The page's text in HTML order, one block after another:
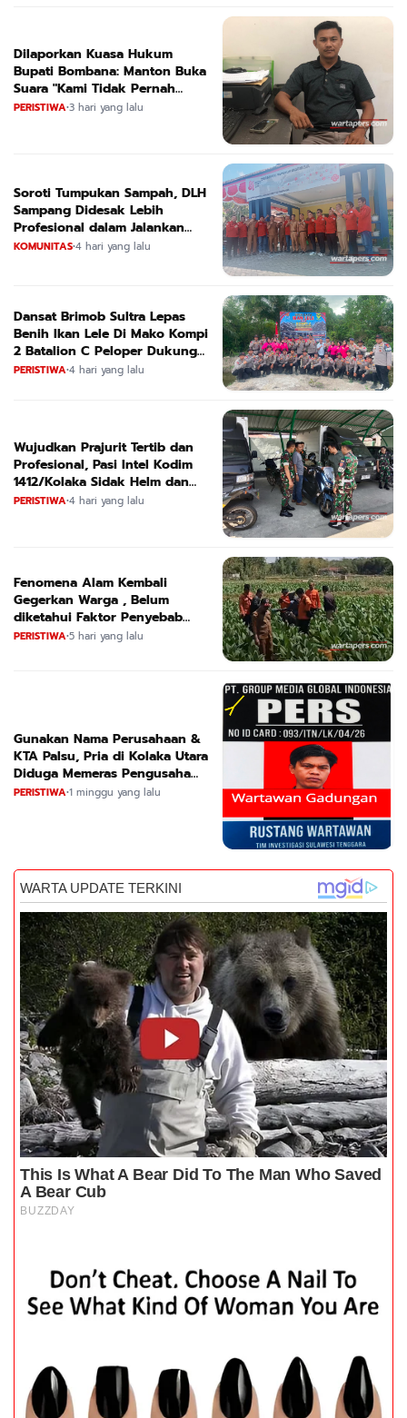
Dilaporkan Kuasa Hukum
Bupati Bombana: Manton Buka
Suara "Kami Tidak Pernah
Menutup Ruang Hak Jawab"
PERISTIWA•3 hari yang lalu
Soroti Tumpukan Sampah, DLH
Sampang Didesak Lebih
Profesional dalam Jalankan
Tugas
KOMUNITAS•4 hari yang lalu
Dansat Brimob Sultra Lepas
Benih Ikan Lele Di Mako Kompi
2 Batalion C Peloper Dukung
ketahanan Pangan Nasional
PERISTIWA•4 hari yang lalu
Wujudkan Prajurit Tertib dan
Profesional, Pasi Intel Kodim
1412/Kolaka Sidak Helm dan
Kendaraan
PERISTIWA•4 hari yang lalu
Fenomena Alam Kembali
Gegerkan Warga , Belum
diketahui Faktor Penyebab
Suara
PERISTIWA•5 hari yang lalu
Gunakan Nama Perusahaan &
KTA Palsu, Pria di Kolaka Utara
Diduga Memeras Pengusaha
Tambang dan Minyak
PERISTIWA•1 minggu yang lalu